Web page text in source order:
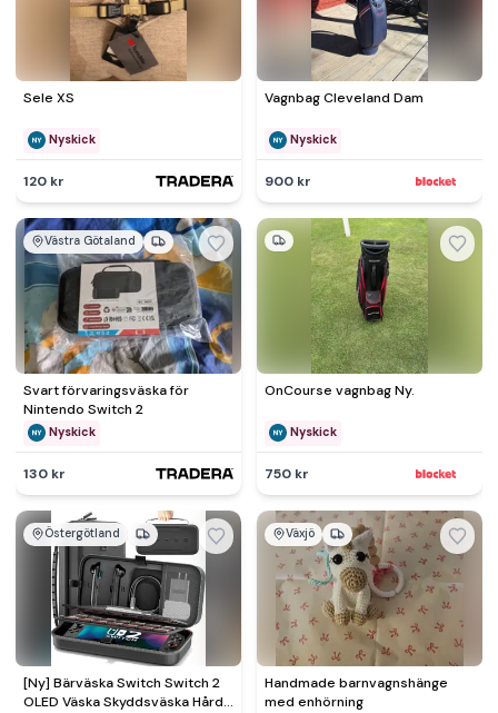
Sele XS
Nyskick
120 kr
Vagnbag Cleveland Dam
Nyskick
900 kr
Västra Götaland
Svart förvaringsväska för
Nintendo Switch 2
Nyskick
130 kr
OnCourse vagnbag Ny.
Nyskick
750 kr
Östergötland
[Ny] Bärväska Switch Switch 2
OLED Väska Skyddsväska Hård
Växjö
Handmade barnvagnshänge
med enhörning